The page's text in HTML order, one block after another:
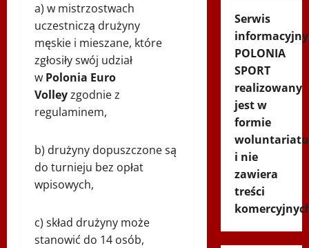
a) w mistrzostwach
uczestniczą drużyny
męskie i mieszane, które
zgłosiły swój udział
w Polonia Euro
Volleyzgodnie z
regulaminem,
b) drużyny dopuszczone są
do turnieju bez opłat
wpisowych,
c) skład drużyny może
stanowić do 14 osób,
Serwis
informacyjny
POLONIA
SPORT
realizowany
jest w
formie
woluntariatu
i nie
zawiera
treści